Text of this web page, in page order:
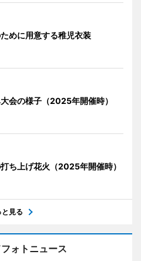
めに用意する稚児衣装
会の様子（2025年開催時）
ち上げ花火（2025年開催時）
と見る
ォトニュース